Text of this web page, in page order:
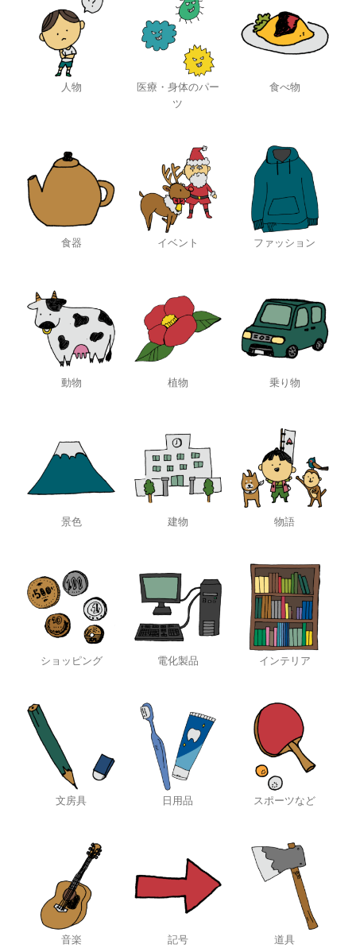
人物
医療・身体のパー
ツ
食べ物
食器 イベント ファッション
動物 植物 乗り物
景色 建物 物語
ショッピング 電化製品 インテリア
文房具 日用品 スポーツなど
音楽 記号 道具